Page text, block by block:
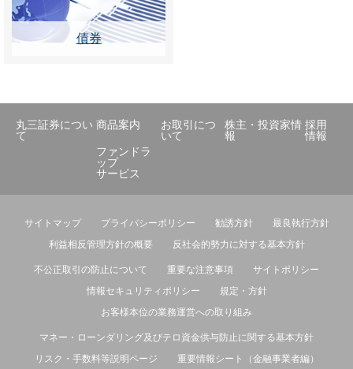
債券
丸三証券につい
て
商品案内
ファンドラ
ップ
サービス
お取引につ
いて
株主・投資家情
報
採用
情報
サイトマップ プライバシーポリシー 勧誘方針
最良執行方針
利益相反管理方針の概要
反社会的勢力に対する基本方針
不公正取引の防止について 重要な注意事項
サイトポリシー
情報セキュリティポリシー
規定・方針
お客様本位の業務運営への取り組み
マネー・ローンダリング及びテロ資金供与防止に関する基本方針
リスク・手数料等説明ページ
重要情報シート（金融事業者編）